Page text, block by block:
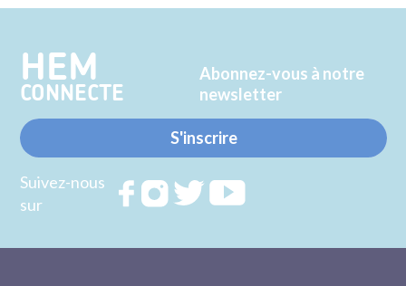
Twitter
Facebook
HEM
CONNECTE
Abonnez-vous à notre
newsletter
S'inscrire
Suivez-nous
sur
RejoignezRejoignezRejoignez